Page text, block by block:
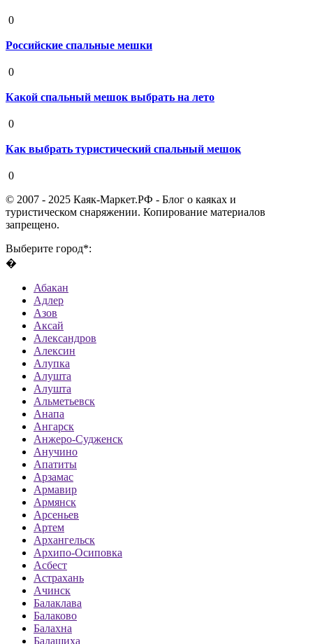
0
Российские спальные мешки
0
Какой спальный мешок выбрать на лето
0
Как выбрать туристический спальный мешок
0
© 2007 - 2025 Каяк-Маркет.РФ - Блог о каяках и
туристическом снаряжении. Копирование материалов
запрещено.
Выберите город*:
�
Абакан
Адлер
Азов
Аксай
Александров
Алексин
Алупка
Алушта
Алушта
Альметьевск
Анапа
Ангарск
Анжеро-Судженск
Анучино
Апатиты
Арзамас
Армавир
Армянск
Арсеньев
Артем
Архангельск
Архипо-Осиповка
Асбест
Астрахань
Ачинск
Балаклава
Балаково
Балахна
Балашиха